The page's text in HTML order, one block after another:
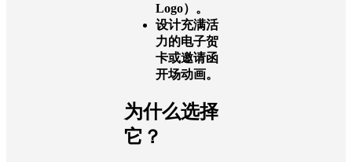
Logo）。
设计充满活
力的电子贺
卡或邀请函
开场动画。
为什么选择
它？